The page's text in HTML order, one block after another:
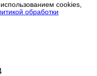
cookies,
обработки